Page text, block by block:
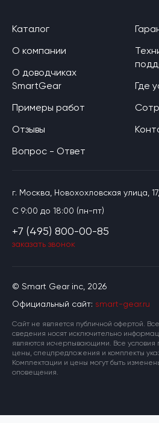
© Smart Gear inc, 2026
Официальный сайт: smart-gear.ru
Cайт не является публичной офертой.
сведения носят исключительно
являются исчерпывающими. Все условия
цены, спецпредложения и комплекты
Комплектации и цены могут быть
оповещения.
Каталог
О компании
О доводчиках
SmartGear
Примеры работ
Отзывы
Вопрос - Ответ
Где
г. Москва, Новохохловская улица,
C 9:00 до 18:00 (пн-пт)
+7 (495) 800-00-85
заказать звонок